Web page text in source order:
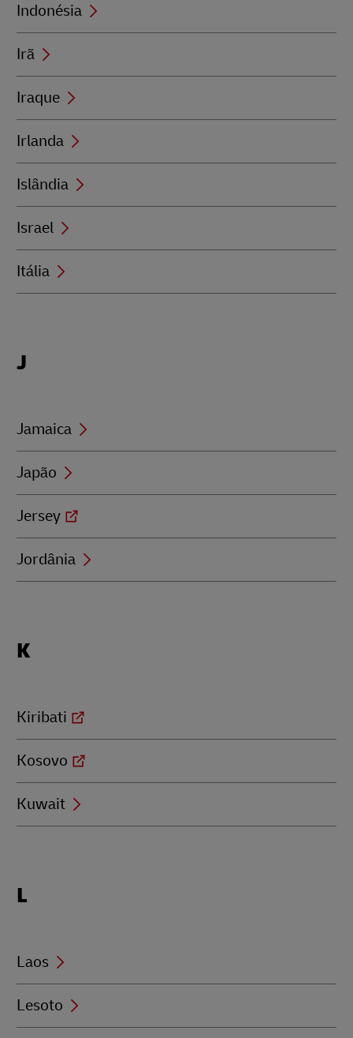
Indonésia
Irã
Iraque
Irlanda
Islândia
Israel
Itália
beginning
J
Jamaica
Japão
Jersey
Jordânia
beginning
K
Kiribati
Kosovo
Kuwait
L
Laos
Lesoto